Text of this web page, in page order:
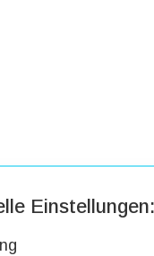
Einstellungen: